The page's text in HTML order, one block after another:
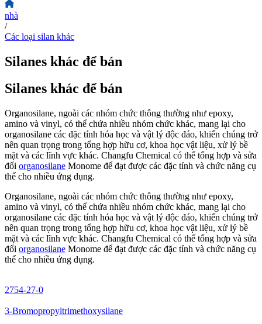
nhà
/
Các loại silan khác
Silanes khác để bán
Silanes khác để bán
Organosilane, ngoài các nhóm chức thông thường như epoxy,
amino và vinyl, có thể chứa nhiều nhóm chức khác, mang lại cho
organosilane các đặc tính hóa học và vật lý độc đáo, khiến chúng trở
nên quan trọng trong tổng hợp hữu cơ, khoa học vật liệu, xử lý bề
mặt và các lĩnh vực khác. Changfu Chemical có thể tổng hợp và sửa
đổi organosilane Monome để đạt được các đặc tính và chức năng cụ
thể cho nhiều ứng dụng.
Organosilane, ngoài các nhóm chức thông thường như epoxy,
amino và vinyl, có thể chứa nhiều nhóm chức khác, mang lại cho
organosilane các đặc tính hóa học và vật lý độc đáo, khiến chúng trở
nên quan trọng trong tổng hợp hữu cơ, khoa học vật liệu, xử lý bề
mặt và các lĩnh vực khác. Changfu Chemical có thể tổng hợp và sửa
đổi organosilane Monome để đạt được các đặc tính và chức năng cụ
thể cho nhiều ứng dụng.
2754-27-0
3-Bromopropyltrimethoxysilane